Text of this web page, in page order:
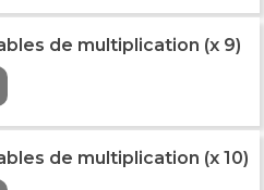
de multiplication (x 9)
de multiplication (x 10)